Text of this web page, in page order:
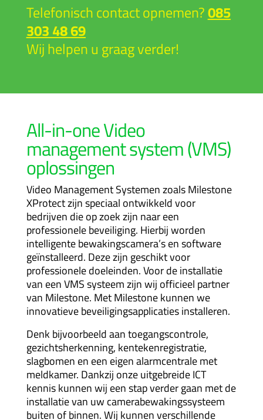
Telefonisch contact opnemen?085
303 48 69
Wij helpen u graag verder!
All-in-one Video
management system (VMS)
oplossingen
Video Management Systemen zoals Milestone
XProtect zijn speciaal ontwikkeld voor
bedrijven die op zoek zijn naar een
professionele beveiliging. Hierbij worden
intelligente bewakingscamera’s en software
geïnstalleerd. Deze zijn geschikt voor
professionele doeleinden. Voor de installatie
van een VMS systeem zijn wij officieel partner
van Milestone. Met Milestone kunnen we
innovatieve beveiligingsapplicaties installeren.
Denk bijvoorbeeld aan toegangscontrole,
gezichtsherkenning, kentekenregistratie,
slagbomen en een eigen alarmcentrale met
meldkamer. Dankzij onze uitgebreide ICT
kennis kunnen wij een stap verder gaan met de
installatie van uw camerabewakingssysteem
buiten of binnen. Wij kunnen verschillende